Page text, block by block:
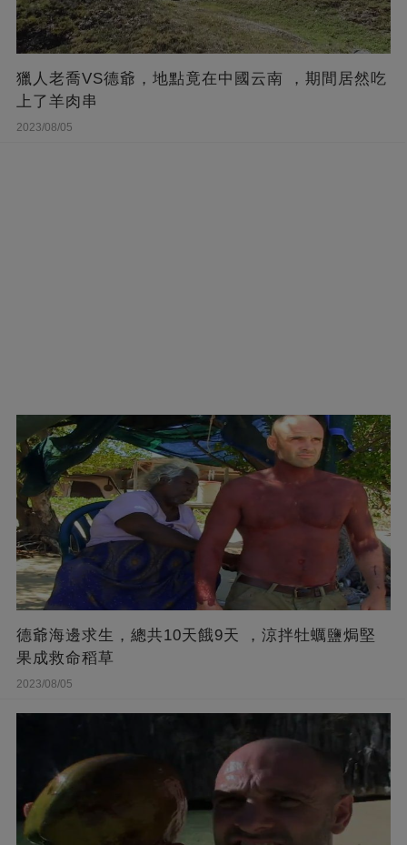
獵人老喬VS德爺，地點竟在中國云南 ，期間居然吃
上了羊肉串
2023/08/05
德爺海邊求生，總共10天餓9天 ，涼拌牡蠣鹽焗堅
果成救命稻草
2023/08/05